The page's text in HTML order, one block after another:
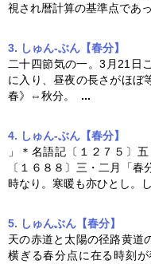
視され暦計算の基準点であ
3. しゅん‐ぶん【春分】
二十四節気の一。3月21日
に入り、昼夜の長さがほぼ
春》⇔秋分。 ...
4. しゅん‐ぶん【春分】
」＊名語記〔１２７５〕五
〔１６８８〕三・二月「春
時なり。寒暖も亦ひとし。
5. しゅんぶん【春分】
天の赤道と太陽の径路黄道
横ぎる春分点に在る時刻が